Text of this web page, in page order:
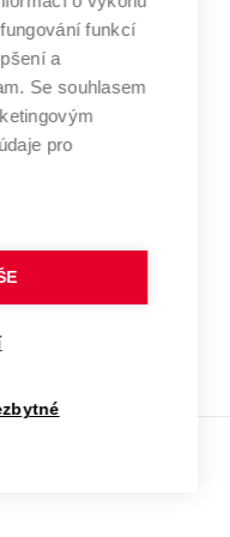
učení
technické
Brně
funkcí
a
Se souhlasem
pro